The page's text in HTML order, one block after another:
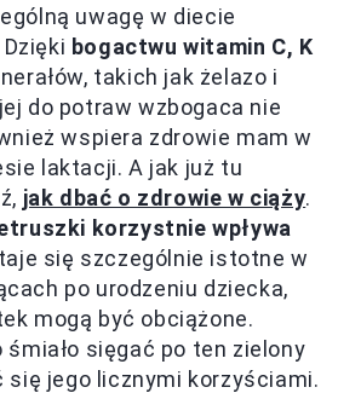
uwagę w diecie
bogactwu witamin C, K
takich jak żelazo i
do potraw wzbogaca nie
wspiera zdrowie mam w
laktacji. A jak już tu
jak dbać o zdrowie w ciąży.
korzystnie wpływa
się szczególnie istotne w
po urodzeniu dziecka,
mogą być obciążone.
sięgać po ten zielony
się jego licznymi korzyściami.